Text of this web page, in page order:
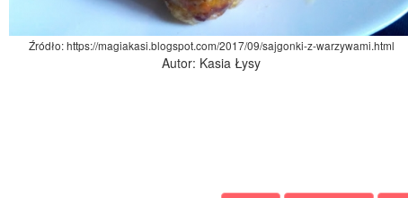
Źródło: https://magiakasi.blogspot.com/2017/09/sajgonki-z-warzywami.html
Autor: Kasia Łysy